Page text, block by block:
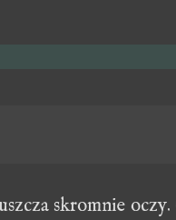
skromnie